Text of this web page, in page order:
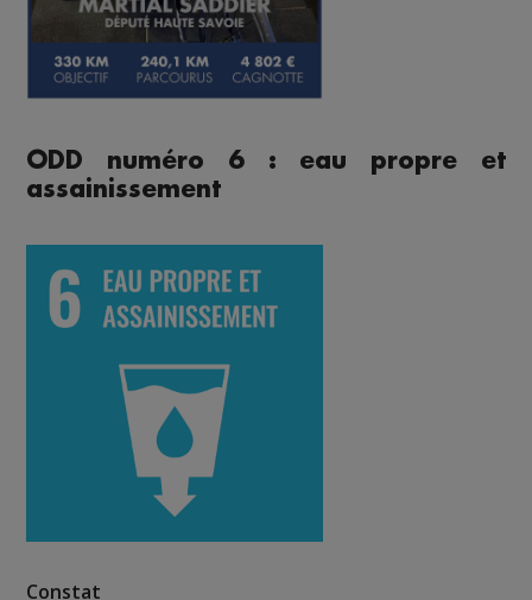
ODD numéro 6 : eau propre et
assainissement
Constat